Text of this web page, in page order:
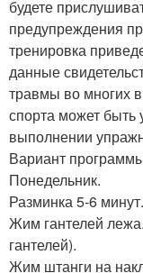
будете
предупреждения
тренировка
данные
травмы во многих
спорта может
выполнении
Вариант
Понедельник.
Разминка 5-6 минут.
Жим гантелей
гантелей).
Жим штанги на